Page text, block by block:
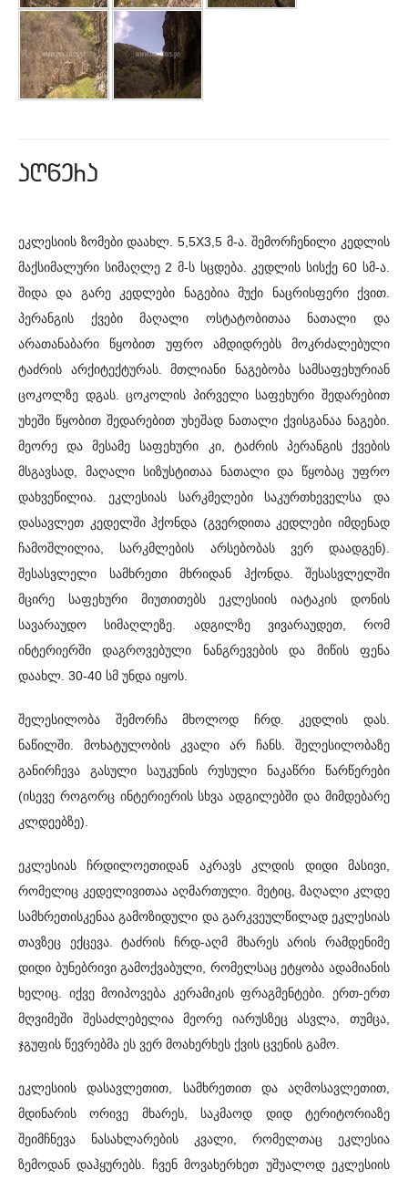
aRwera
ეკლესიის ზომები დაახლ. 5,5X3,5 მ-ა. შემორჩენილი კედლის
მაქსიმალური სიმაღლე 2 მ-ს სცდება. კედლის სისქე 60 სმ-ა.
შიდა და გარე კედლები ნაგებია მუქი ნაცრისფერი ქვით.
პერანგის ქვები მაღალი ოსტატობითაა ნათალი და
არათანაბარი წყობით უფრო ამდიდრებს მოკრძალებული
ტაძრის არქიტექტურას. მთლიანი ნაგებობა სამსაფეხურიან
ცოკოლზე დგას. ცოკოლის პირველი საფეხური შედარებით
უხეში წყობით შედარებით უხეშად ნათალი ქვისგანაა ნაგები.
მეორე და მესამე საფეხური კი, ტაძრის პერანგის ქვების
მსგავსად, მაღალი სიზუსტითაა ნათალი და წყობაც უფრო
დახვეწილია. ეკლესიას სარკმელები საკურთხეველსა და
დასავლეთ კედელში ჰქონდა (გვერდითა კედლები იმდენად
ჩამოშლილია, სარკმლების არსებობას ვერ დაადგენ).
შესასვლელი სამხრეთი მხრიდან ჰქონდა. შესასვლელში
მცირე საფეხური მიუთითებს ეკლესიის იატაკის დონის
სავარაუდო სიმაღლეზე. ადგილზე ვივარაუდეთ, რომ
ინტერიერში დაგროვებული ნანგრევების და მიწის ფენა
დაახლ. 30-40 სმ უნდა იყოს.
შელესილობა შემორჩა მხოლოდ ჩრდ. კედლის დას.
ნაწილში. მოხატულობის კვალი არ ჩანს. შელესილობაზე
განირჩევა გასული საუკუნის რუსული ნაკაწრი წარწერები
(ისევე როგორც ინტერიერის სხვა ადგილებში და მიმდებარე
კლდეებზე).
ეკლესიას ჩრდილოეთიდან აკრავს კლდის დიდი მასივი,
რომელიც კედელივითაა აღმართული. მეტიც, მაღალი კლდე
სამხრეთისკენაა გამოზიდული და გარკვეულწილად ეკლესიას
თავზეც ექცევა. ტაძრის ჩრდ-აღმ მხარეს არის რამდენიმე
დიდი ბუნებრივი გამოქვაბული, რომელსაც ეტყობა ადამიანის
ხელიც. იქვე მოიპოვება კერამიკის ფრაგმენტები. ერთ-ერთ
მღვიმეში შესაძლებელია მეორე იარუსზეც ასვლა, თუმცა,
ჯგუფის წევრებმა ეს ვერ მოახერხეს ქვის ცვენის გამო.
ეკლესიის დასავლეთით, სამხრეთით და აღმოსავლეთით,
მდინარის ორივე მხარეს, საკმაოდ დიდ ტერიტორიაზე
შეიმჩნევა ნასახლარების კვალი, რომელთაც ეკლესია
ზემოდან დაჰყურებს. ჩვენ მოვახერხეთ უშუალოდ ეკლესიის